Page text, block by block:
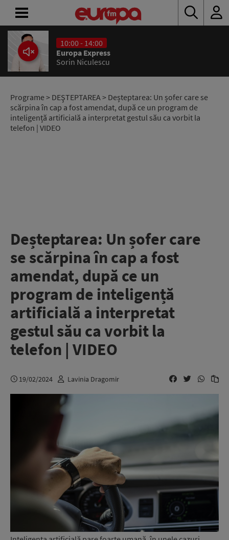
10:00 - 14:00
Europa Express
Sorin Niculescu
Programe> DEŞTEPTAREA> Deșteptarea: Un șofer care se
scărpina în cap a fost amendat, după ce un program de
inteligență artificială a interpretat gestul său ca vorbit la
telefon | VIDEO
Deșteptarea: Un șofer care
se scărpina în cap a fost
amendat, după ce un
program de inteligență
artificială a interpretat
gestul său ca vorbit la
telefon | VIDEO
19/02/2024 Lavinia Dragomir
ACASĂ
ȘTIRI
RADIO
CONCURSURI